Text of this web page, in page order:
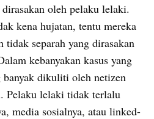
oleh pelaku lelaki.
kena hujatan, tentu mereka
tidak separah yang dirasakan
kebanyakan kasus yang
banyak dikuliti oleh netizen
Pelaku lelaki tidak terlalu
media sosialnya, atau linked-